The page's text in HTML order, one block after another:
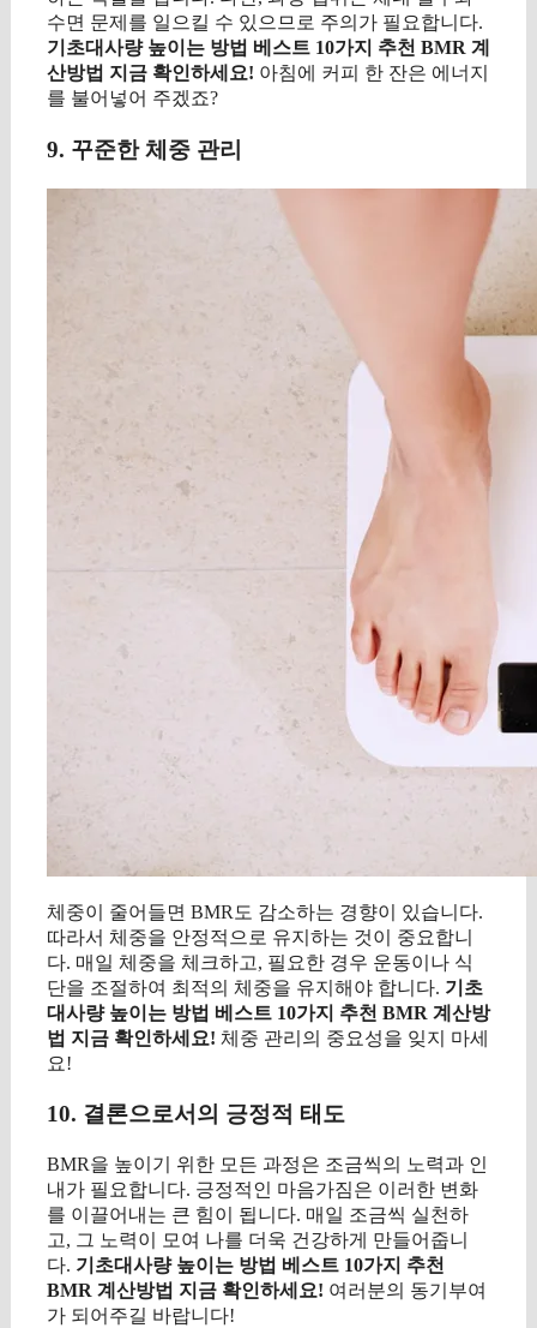
수면 문제를 일으킬 수 있으므로 주의가 필요합니다.
기초대사량 높이는 방법 베스트 10가지 추천 BMR 계
산방법 지금 확인하세요! 아침에 커피 한 잔은 에너지
를 불어넣어 주겠죠?
9. 꾸준한 체중 관리
체중이 줄어들면 BMR도 감소하는 경향이 있습니다.
따라서 체중을 안정적으로 유지하는 것이 중요합니
다. 매일 체중을 체크하고, 필요한 경우 운동이나 식
단을 조절하여 최적의 체중을 유지해야 합니다. 기초
대사량 높이는 방법 베스트 10가지 추천 BMR 계산방
법 지금 확인하세요! 체중 관리의 중요성을 잊지 마세
요!
10. 결론으로서의 긍정적 태도
BMR을 높이기 위한 모든 과정은 조금씩의 노력과 인
내가 필요합니다. 긍정적인 마음가짐은 이러한 변화
를 이끌어내는 큰 힘이 됩니다. 매일 조금씩 실천하
고, 그 노력이 모여 나를 더욱 건강하게 만들어줍니
다. 기초대사량 높이는 방법 베스트 10가지 추천
BMR 계산방법 지금 확인하세요! 여러분의 동기부여
가 되어주길 바랍니다!